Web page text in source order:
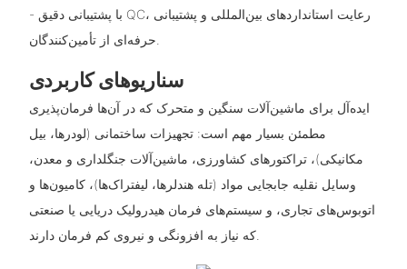
- با پشتیبانی دقیق QC، رعایت استانداردهای بین‌المللی و پشتیبانی
سناریوهای کاربردی
ایده‌آل برای ماشین‌آلات سنگین و متحرک که در آن‌ها فرمان‌پذیری
مطمئن بسیار مهم است: تجهیزات ساختمانی (لودرها، بیل
مکانیکی)، تراکتورهای کشاورزی، ماشین‌آلات جنگلداری و معدن،
وسایل نقلیه جابجایی مواد (تله هندلرها، لیفتراک‌ها)، کامیون‌ها و
اتوبوس‌های تجاری، و سیستم‌های فرمان هیدرولیک دریایی یا صنعتی
که نیاز به افزونگی و نیروی کم فرمان دارند.